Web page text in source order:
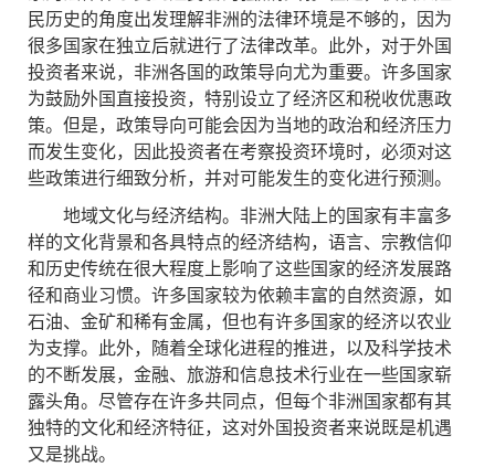
民历史的角度出发理解非洲的法律环境是不够的，因为
很多国家在独立后就进行了法律改革。此外，对于外国
投资者来说，非洲各国的政策导向尤为重要。许多国家
为鼓励外国直接投资，特别设立了经济区和税收优惠政
策。但是，政策导向可能会因为当地的政治和经济压力
而发生变化，因此投资者在考察投资环境时，必须对这
些政策进行细致分析，并对可能发生的变化进行预测。
地域文化与经济结构。非洲大陆上的国家有丰富多
样的文化背景和各具特点的经济结构，语言、宗教信仰
和历史传统在很大程度上影响了这些国家的经济发展路
径和商业习惯。许多国家较为依赖丰富的自然资源，如
石油、金矿和稀有金属，但也有许多国家的经济以农业
为支撑。此外，随着全球化进程的推进，以及科学技术
的不断发展，金融、旅游和信息技术行业在一些国家崭
露头角。尽管存在许多共同点，但每个非洲国家都有其
独特的文化和经济特征，这对外国投资者来说既是机遇
又是挑战。